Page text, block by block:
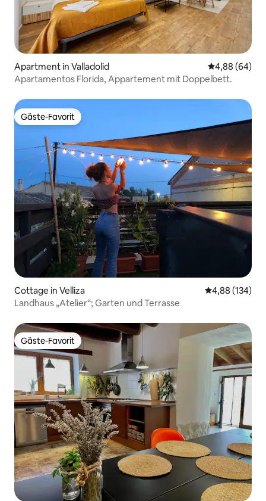
Apartment in Valladolid
4,88 (64)
Apartamentos Florida, Appartement mit Doppelbett.
Gäste-Favorit
Gäste-Favorit
Cottage in Velliza
4,88 (134)
Landhaus „Atelier“; Garten und Terrasse
Gäste-Favorit
Gäste-Favorit